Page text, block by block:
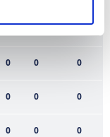
adına
bu noktada,
tek gelir
izin vermedikleri
0 0 0
0 0 0
0 0 0
0 0 0